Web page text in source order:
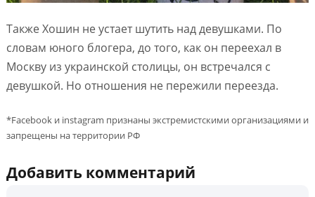
Также Хошин не устает шутить над девушками. По
словам юного блогера, до того, как он переехал в
Москву из украинской столицы, он встречался с
девушкой. Но отношения не пережили переезда.
*Facebook и instagram признаны экстремистскими организациями и
запрещены на территории РФ
Добавить комментарий